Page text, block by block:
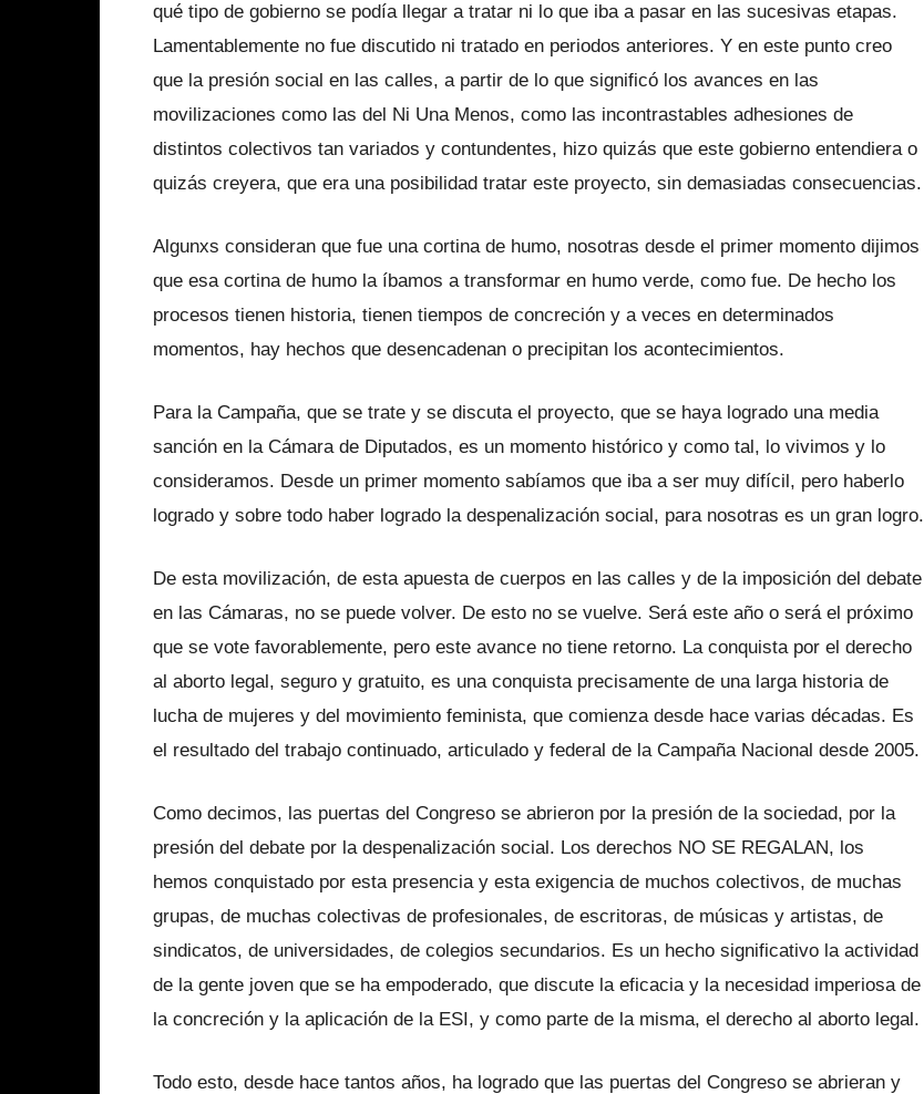
qué tipo de gobierno se podía llegar a tratar ni lo que iba a pasar en las sucesivas etapas.
Lamentablemente no fue discutido ni tratado en periodos anteriores. Y en este punto creo
que la presión social en las calles, a partir de lo que significó los avances en las
movilizaciones como las del Ni Una Menos, como las incontrastables adhesiones de
distintos colectivos tan variados y contundentes, hizo quizás que este gobierno entendiera o
quizás creyera, que era una posibilidad tratar este proyecto, sin demasiadas consecuencias.
Algunxs consideran que fue una cortina de humo, nosotras desde el primer momento dijimos
que esa cortina de humo la íbamos a transformar en humo verde, como fue. De hecho los
procesos tienen historia, tienen tiempos de concreción y a veces en determinados
momentos, hay hechos que desencadenan o precipitan los acontecimientos.
Para la Campaña, que se trate y se discuta el proyecto, que se haya logrado una media
sanción en la Cámara de Diputados, es un momento histórico y como tal, lo vivimos y lo
consideramos. Desde un primer momento sabíamos que iba a ser muy difícil, pero haberlo
logrado y sobre todo haber logrado la despenalización social, para nosotras es un gran logro.
De esta movilización, de esta apuesta de cuerpos en las calles y de la imposición del debate
en las Cámaras, no se puede volver. De esto no se vuelve. Será este año o será el próximo
que se vote favorablemente, pero este avance no tiene retorno. La conquista por el derecho
al aborto legal, seguro y gratuito, es una conquista precisamente de una larga historia de
lucha de mujeres y del movimiento feminista, que comienza desde hace varias décadas. Es
el resultado del trabajo continuado, articulado y federal de la Campaña Nacional desde 2005.
Como decimos, las puertas del Congreso se abrieron por la presión de la sociedad, por la
presión del debate por la despenalización social. Los derechos NO SE REGALAN, los
hemos conquistado por esta presencia y esta exigencia de muchos colectivos, de muchas
grupas, de muchas colectivas de profesionales, de escritoras, de músicas y artistas, de
sindicatos, de universidades, de colegios secundarios. Es un hecho significativo la actividad
de la gente joven que se ha empoderado, que discute la eficacia y la necesidad imperiosa de
la concreción y la aplicación de la ESI, y como parte de la misma, el derecho al aborto legal.
Todo esto, desde hace tantos años, ha logrado que las puertas del Congreso se abrieran y